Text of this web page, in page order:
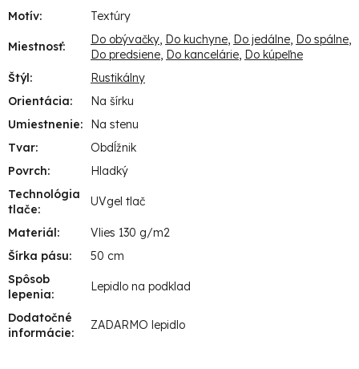
Motív: Textúry
Miestnosť: Do obývačky, Do kuchyne, Do jedálne, Do spálne,
Do predsiene, Do kancelárie, Do kúpeľne
Štýl:
Rustikálny
Orientácia:
Na šírku
Umiestnenie:
Na stenu
Tvar:
Obdĺžnik
Povrch:
Hladký
Technológia
tlače:
UVgel tlač
Materiál:
Vlies 130 g/m2
Šírka pásu:
50 cm
Spôsob
lepenia:
Lepidlo na podklad
Dodatočné
informácie:
ZADARMO lepidlo